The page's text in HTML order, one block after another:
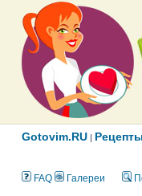
Gotovim.RU | Рецепты
FAQ Галереи